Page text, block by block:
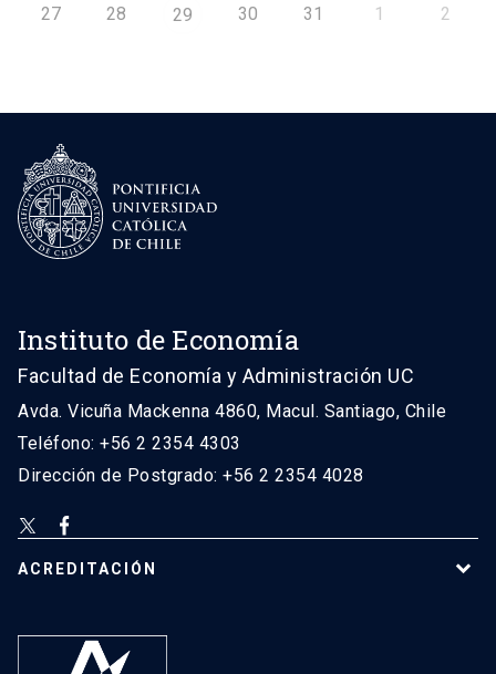
27 28 29 30 31 1 2
Instituto de Economía
Facultad de Economía y Administración UC
Avda. Vicuña Mackenna 4860, Macul. Santiago, Chile
Teléfono: +56 2 2354 4303
Dirección de Postgrado: +56 2 2354 4028
ACREDITACIÓN